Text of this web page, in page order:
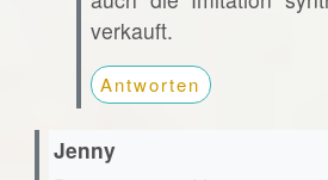
verkauft.
Antworten
Jenny